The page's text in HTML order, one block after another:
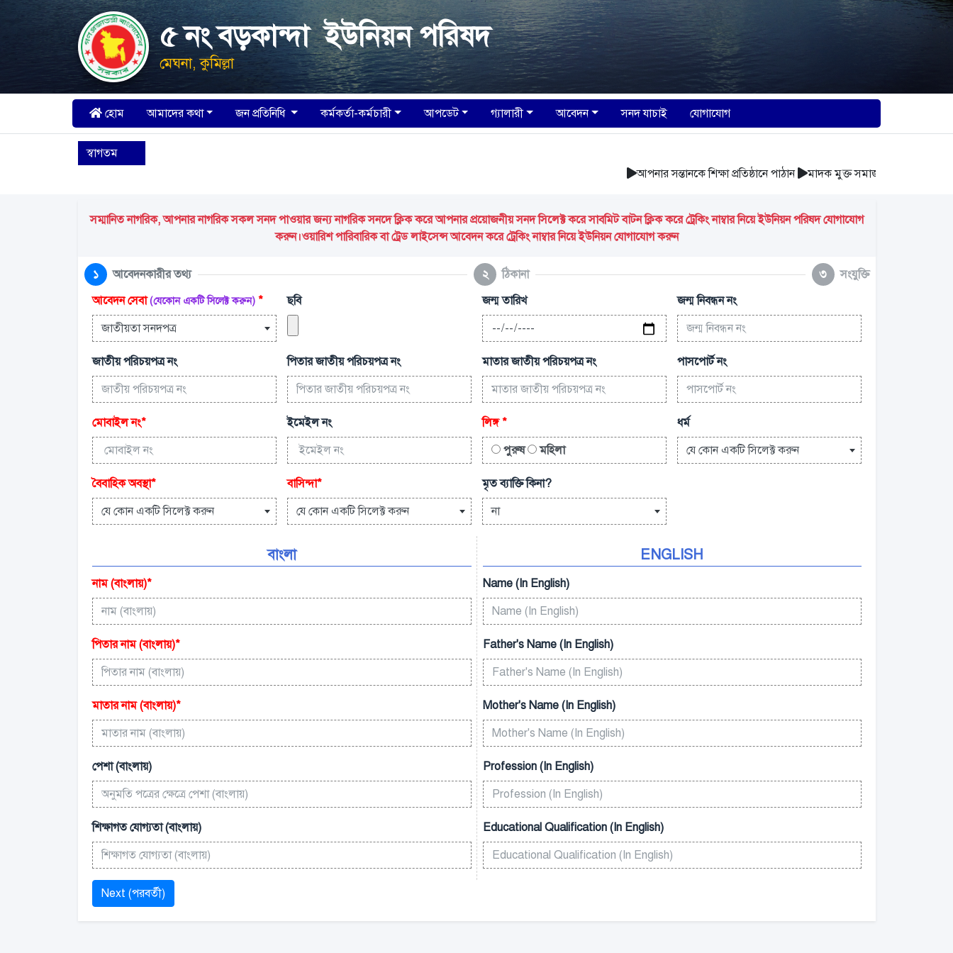
৫ নং বড়কান্দা ইউনিয়ন পরিষদ
মেঘনা, কুমিল্লা
হোম আমাদের কথা জন প্রতিনিধি কর্মকর্তা-কর্মচারী আপডেট গ্যালারী আবেদন সনদ যাচাই যোগাযোগ
স্বাগতম
আপনার সন্তানকে শিক্ষা প্রতিষ্ঠানে পাঠান
মাদক মুক্ত সমাজ গঠন করুন
সম্মানিত নাগরিক, আপনার নাগরিক সকল সনদ পাওয়ার জন্য নাগরিক সনদে ক্লিক করে আপনার প্রয়োজনীয় সনদ সিলেক্ট করে সাবমিট বাটন ক্লিক করে ট্রেকিং নাম্বার নিয়ে ইউনিয়ন পরিষদ যোগাযোগ
করুন।ওয়ারিশ পারিবারিক বা ট্রেড লাইসেন্স আবেদন করে ট্রেকিং নাম্বার নিয়ে ইউনিয়ন যোগাযোগ করুন
১ আবেদনকারীর তথ্য ২ ঠিকানা ৩
সংযুক্তি
আবেদন সেবা(যেকোন একটি সিলেক্ট করুন) *
জাতীয়তা সনদপত্র
ছবি জন্ম তারিখ জন্ম নিবন্ধন নং
জাতীয় পরিচয়পত্র নং পিতার জাতীয় পরিচয়পত্র নং মাতার জাতীয় পরিচয়পত্র নং পাসপোর্ট নং
মোবাইল নং* ইমেইল নং লিঙ্গ*
পুরুষ
মহিলা
ধর্ম
যে কোন একটি সিলেক্ট করুন
বৈবাহিক অবস্থা*
যে কোন একটি সিলেক্ট করুন
বাসিন্দা*
যে কোন একটি সিলেক্ট করুন
মৃত ব্যাক্তি কিনা?
না
বাংলা
নাম (বাংলায়)*
পিতার নাম (বাংলায়)*
মাতার নাম (বাংলায়)*
পেশা (বাংলায়)
শিক্ষাগত যোগ্যতা (বাংলায়)
ENGLISH
Name (In English)
Father's Name (In English)
Mother's Name (In English)
Profession (In English)
Educational Qualification (In English)
Next (পরবর্তী)